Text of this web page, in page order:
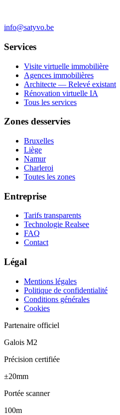
info@satyvo.be
Services
Visite virtuelle immobilière
Agences immobilières
Architecte — Relevé existant
Rénovation virtuelle IA
Tous les services
Zones desservies
Bruxelles
Liège
Namur
Charleroi
Toutes les zones
Entreprise
Tarifs transparents
Technologie Realsee
FAQ
Contact
Légal
Mentions légales
Politique de confidentialité
Conditions générales
Cookies
Partenaire officiel
Galois M2
Précision certifiée
±20mm
Portée scanner
100m